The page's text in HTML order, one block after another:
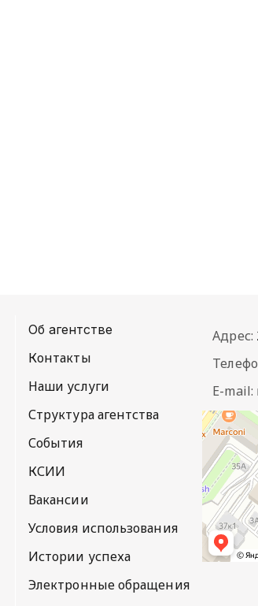
Об агентстве
Контакты
Наши услуги
Структура агентства
События
КСИИ
Вакансии
Условия использования
Истории успеха
Электронные обращения
Адрес:
E-mail: